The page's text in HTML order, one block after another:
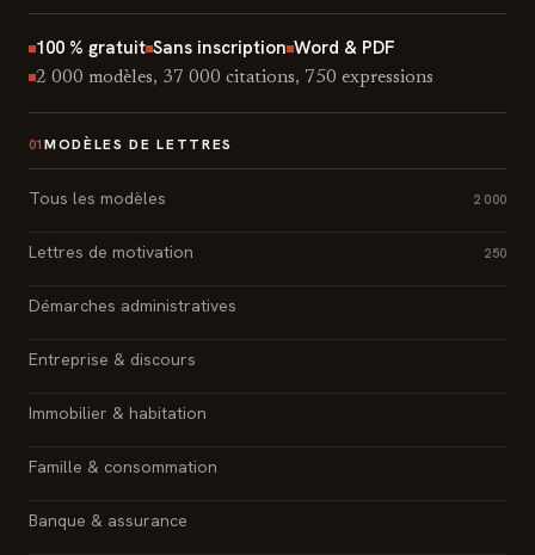
100 % gratuit Sans inscription Word & PDF
2 000 modèles, 37 000 citations, 750 expressions
01 MODÈLES DE LETTRES
Tous les modèles 2 000
Lettres de motivation 250
Démarches administratives
Entreprise & discours
Immobilier & habitation
Famille & consommation
Banque & assurance